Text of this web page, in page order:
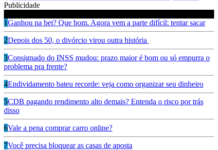
Publicidade
1Ganhou na bet? Que bom. Agora vem a parte difícil: tentar sacar
2Depois dos 50, o divórcio virou outra história
3Consignado do INSS mudou: prazo maior é bom ou só empurra o
problema pra frente?
4Endividamento bateu recorde: veja como organizar seu dinheiro
5CDB pagando rendimento alto demais? Entenda o risco por trás
disso
6Vale a pena comprar carro online?
7Você precisa bloquear as casas de aposta